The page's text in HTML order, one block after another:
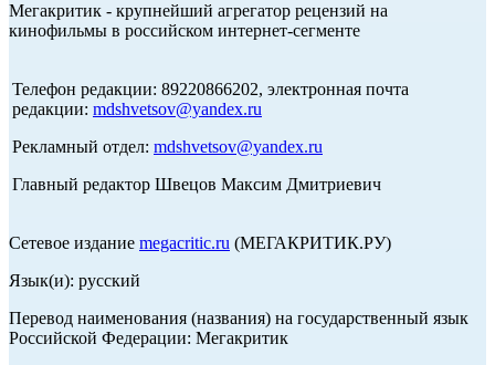
Мегакритик - крупнейший агрегатор рецензий на
кинофильмы в российском интернет-сегменте
Телефон редакции: 89220866202, электронная почта
редакции: mdshvetsov@yandex.ru
Рекламный отдел: mdshvetsov@yandex.ru
Главный редактор Швецов Максим Дмитриевич
Сетевое издание megacritic.ru (МЕГАКРИТИК.РУ)
Язык(и): русский
Перевод наименования (названия) на государственный язык
Российской Федерации: Мегакритик